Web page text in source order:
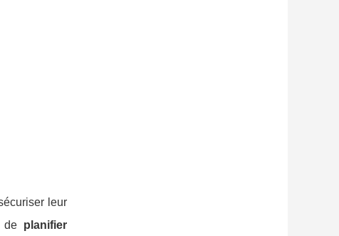
leur
de planifier